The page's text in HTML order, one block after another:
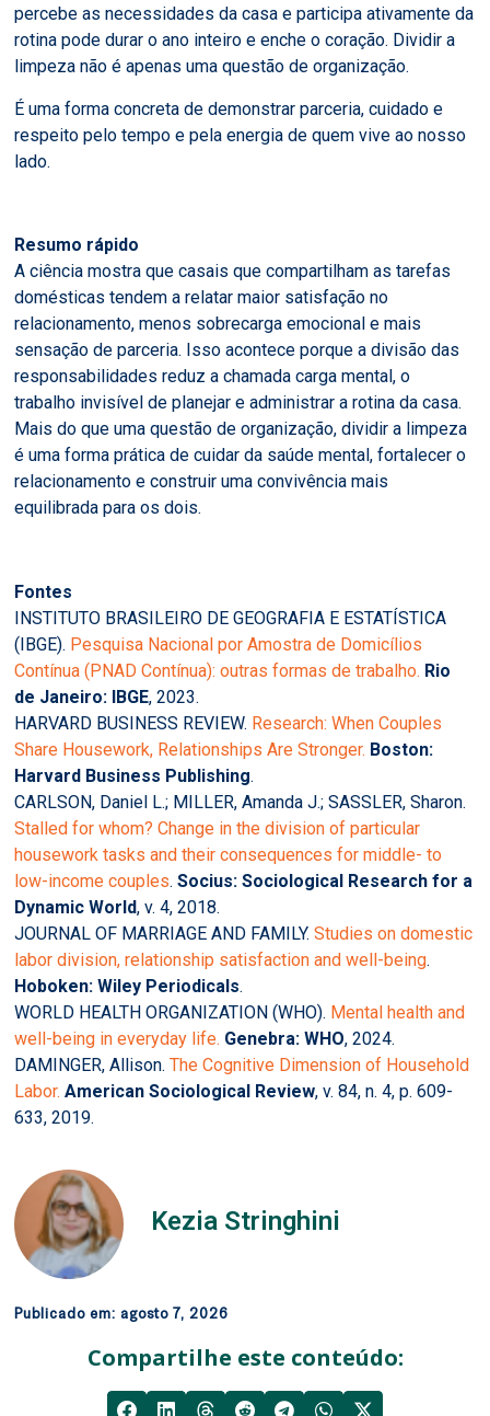
percebe as necessidades da casa e participa ativamente da
rotina pode durar o ano inteiro e enche o coração. Dividir a
limpeza não é apenas uma questão de organização.
É uma forma concreta de demonstrar parceria, cuidado e
respeito pelo tempo e pela energia de quem vive ao nosso
lado.
Resumo rápido
A ciência mostra que casais que compartilham as tarefas
domésticas tendem a relatar maior satisfação no
relacionamento, menos sobrecarga emocional e mais
sensação de parceria. Isso acontece porque a divisão das
responsabilidades reduz a chamada carga mental, o
trabalho invisível de planejar e administrar a rotina da casa.
Mais do que uma questão de organização, dividir a limpeza
é uma forma prática de cuidar da saúde mental, fortalecer o
relacionamento e construir uma convivência mais
equilibrada para os dois.
Fontes
INSTITUTO BRASILEIRO DE GEOGRAFIA E ESTATÍSTICA
(IBGE). Pesquisa Nacional por Amostra de Domicílios
Contínua (PNAD Contínua): outras formas de trabalho. Rio
de Janeiro: IBGE, 2023.
HARVARD BUSINESS REVIEW. Research: When Couples
Share Housework, Relationships Are Stronger. Boston:
Harvard Business Publishing.
CARLSON, Daniel L.; MILLER, Amanda J.; SASSLER, Sharon.
Stalled for whom? Change in the division of particular
housework tasks and their consequences for middle- to
low-income couples.Socius: Sociological Research for a
Dynamic World, v. 4, 2018.
JOURNAL OF MARRIAGE AND FAMILY.Studies on domestic
labor division, relationship satisfaction and well-being.
Hoboken: Wiley Periodicals.
WORLD HEALTH ORGANIZATION (WHO). Mental health and
well-being in everyday life. Genebra: WHO, 2024.
DAMINGER, Allison.The Cognitive Dimension of Household
Labor. American Sociological Review, v. 84, n. 4, p. 609-
633, 2019.
Kezia Stringhini
Publicado em:agosto 7, 2026
Compartilhe este conteúdo: